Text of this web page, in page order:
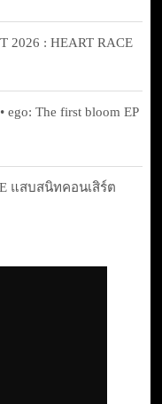
2026 : HEART RACE
The first bloom EP
แสบสนิทคอนเสิร์ต